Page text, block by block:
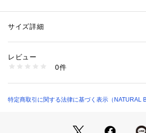
らかい揺れ感が女性らしさを演出します。
柔らかくて表情のある楊柳素材を使用して
裏地・あり
性別：レディース
素材：（表生地）ポリエステル 100%（裏生地）
洗濯：40℃非常に弱い 漂白× アイロン× ドライ弱
干し ウェット非常に弱い
商品番号：1100700000978 （モール）
サイズ詳細
レビュー
0件
特定商取引に関する法律に基づく表示（NATURAL